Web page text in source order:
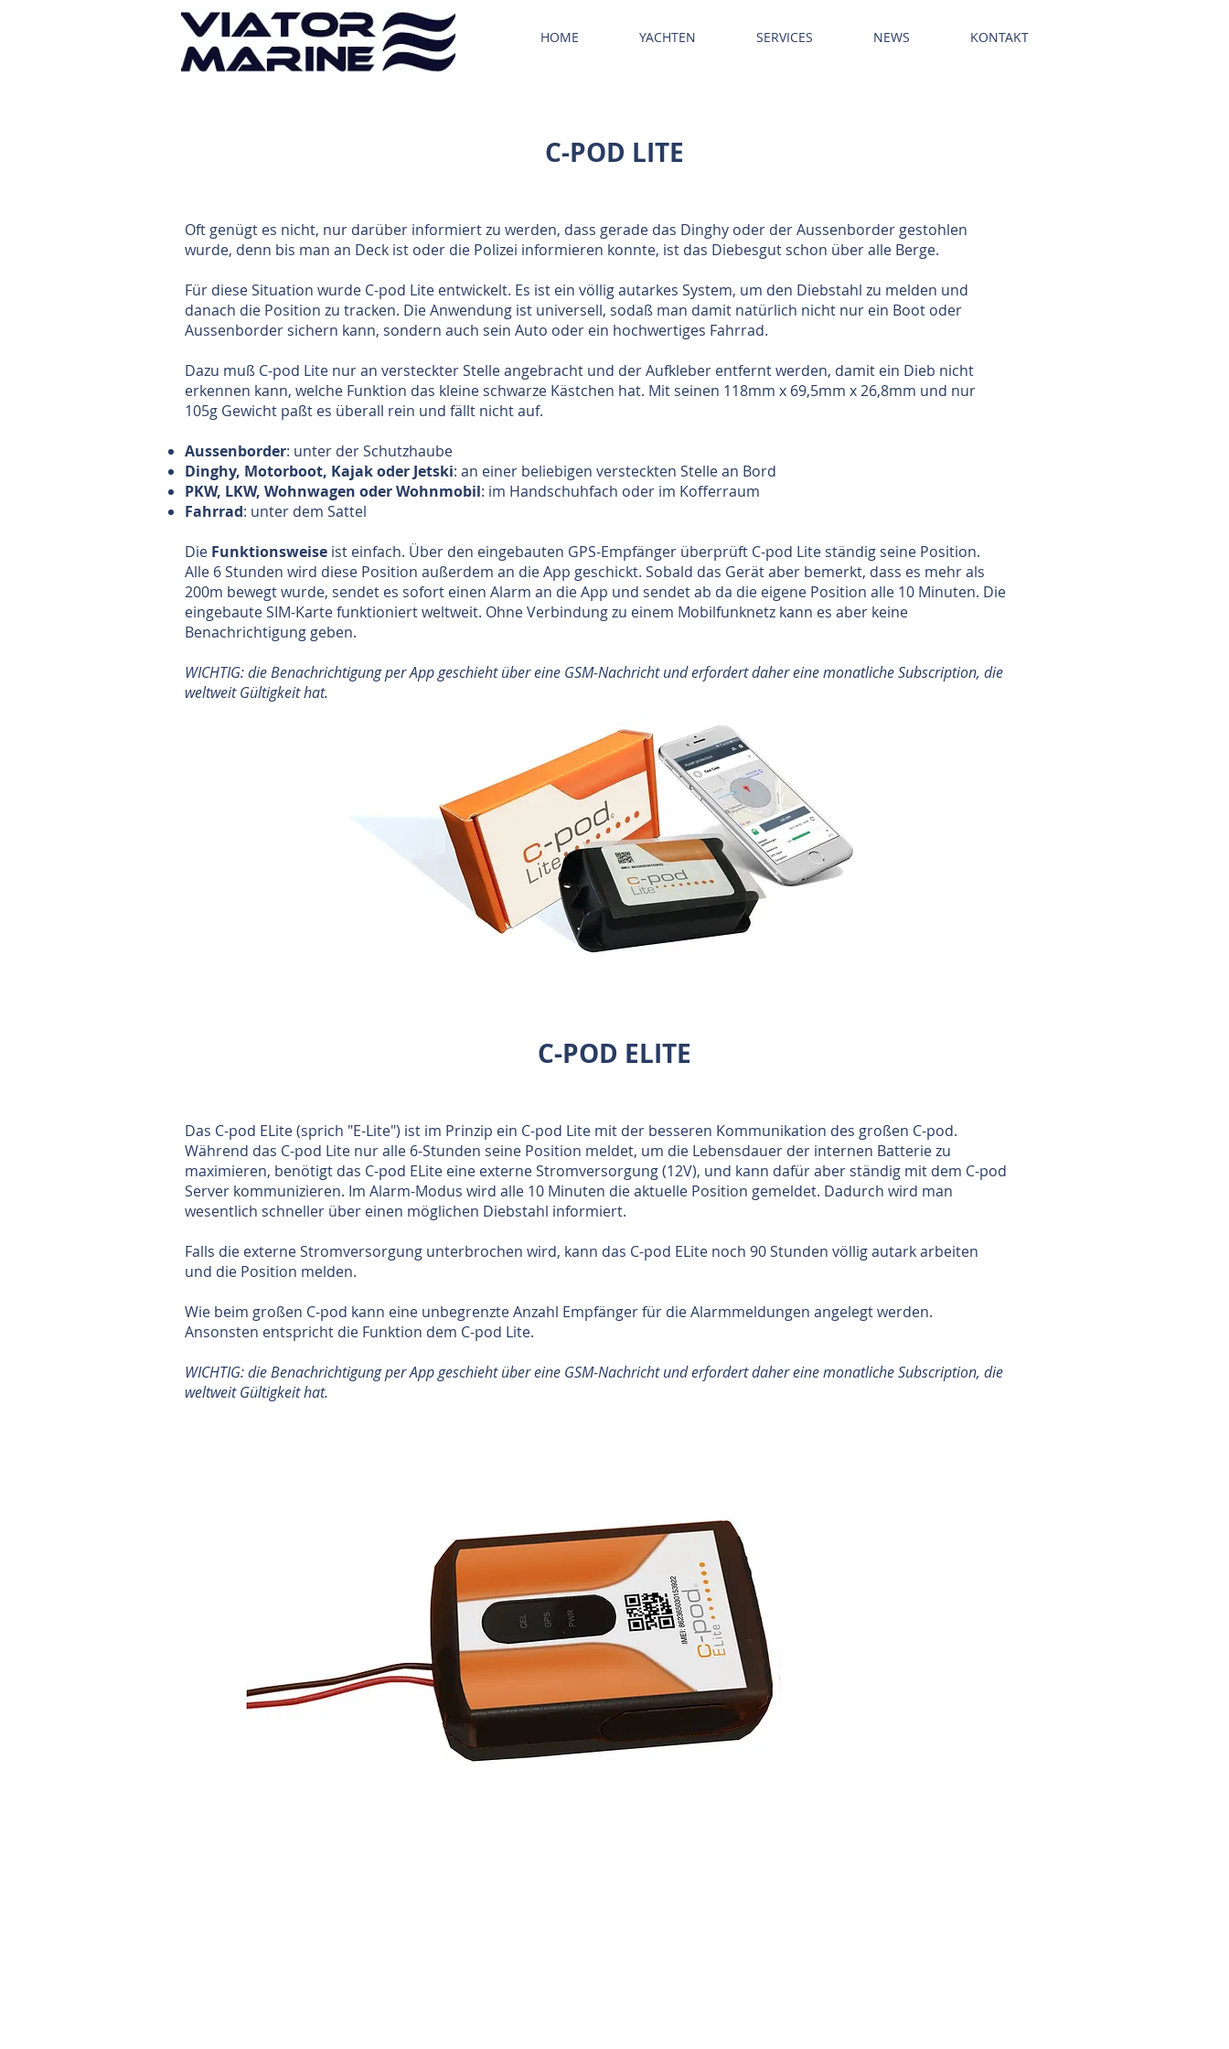
HOME YACHTEN SERVICES NEWS KONTAKT
C-POD LITE
Oft genügt es nicht, nur darüber informiert zu werden, dass gerade das Dinghy oder der Aussenborder gestohlen
wurde, denn bis man an Deck ist oder die Polizei informieren konnte, ist das Diebesgut schon über alle Berge.
Für diese Situation wurde C-pod Lite entwickelt. Es ist ein völlig autarkes System, um den Diebstahl zu melden und
danach die Position zu tracken. Die Anwendung ist universell, sodaß man damit natürlich nicht nur ein Boot oder
Aussenborder sichern kann, sondern auch sein Auto oder ein hochwertiges Fahrrad.
Dazu muß C-pod Lite nur an versteckter Stelle angebracht und der Aufkleber entfernt werden, damit ein Dieb nicht
erkennen kann, welche Funktion das kleine schwarze Kästchen hat. Mit seinen 118mm x 69,5mm x 26,8mm und nur
105g Gewicht paßt es überall rein und fällt nicht auf.
Aussenborder: unter der Schutzhaube
Dinghy, Motorboot, Kajak oder Jetski: an einer beliebigen versteckten Stelle an Bord
PKW, LKW, Wohnwagen oder Wohnmobil: im Handschuhfach oder im Kofferraum
Fahrrad: unter dem Sattel
Die Funktionsweise ist einfach. Über den eingebauten GPS-Empfänger überprüft C-pod Lite ständig seine Position.
Alle 6 Stunden wird diese Position außerdem an die App geschickt. Sobald das Gerät aber bemerkt, dass es mehr als
200m bewegt wurde, sendet es sofort einen Alarm an die App und sendet ab da die eigene Position alle 10 Minuten. Die
eingebaute SIM-Karte funktioniert weltweit. Ohne Verbindung zu einem Mobilfunknetz kann es aber keine
Benachrichtigung geben.
WICHTIG: die Benachrichtigung per App geschieht über eine GSM-Nachricht und erfordert daher eine monatliche Subscription, die
weltweit Gültigkeit hat.
C-POD ELITE
Das C-pod ELite (sprich "E-Lite") ist im Prinzip ein C-pod Lite mit der besseren Kommunikation des großen C-pod.
Während das C-pod Lite nur alle 6-Stunden seine Position meldet, um die Lebensdauer der internen Batterie zu
maximieren, benötigt das C-pod ELite eine externe Stromversorgung (12V), und kann dafür aber ständig mit dem C-pod
Server kommunizieren. Im Alarm-Modus wird alle 10 Minuten die aktuelle Position gemeldet. Dadurch wird man
wesentlich schneller über einen möglichen Diebstahl informiert.
Falls die externe Stromversorgung unterbrochen wird, kann das C-pod ELite noch 90 Stunden völlig autark arbeiten
und die Position melden.
Wie beim großen C-pod kann eine unbegrenzte Anzahl Empfänger für die Alarmmeldungen angelegt werden.
Ansonsten entspricht die Funktion dem C-pod Lite.
WICHTIG: die Benachrichtigung per App geschieht über eine GSM-Nachricht und erfordert daher eine monatliche Subscription, die
weltweit Gültigkeit hat.